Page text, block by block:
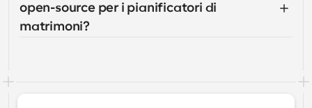
open-source per i pianificatori di
matrimoni?